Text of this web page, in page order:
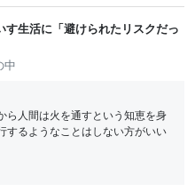
生活に「避けられたリスクだっ
中
ら人間は火を通すという知恵を身
するようなことはしない方がいい